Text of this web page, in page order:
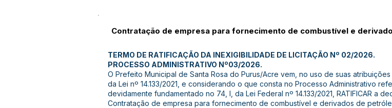
Contratação de empresa para fornecimento de combustível e
TERMO DE RATIFICAÇÃO DA INEXIGIBILIDADE DE LICITAÇÃO Nº 02/2026.
PROCESSO ADMINISTRATIVO Nº03/2026.
O Prefeito Municipal de Santa Rosa do Purus/Acre vem, no uso de suas
da Lei nº 14.133/2021, e considerando o que consta no Processo Administrativo
devidamente fundamentado no 74, I, da Lei Federal nº 14.133/2021, RATIFICAR a
Contratação de empresa para fornecimento de combustível e derivados de petróleo